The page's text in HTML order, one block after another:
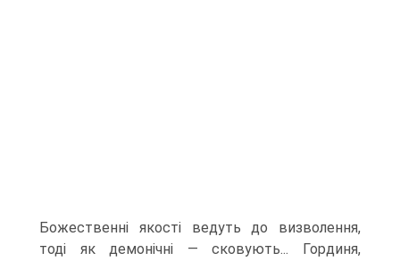
Божественні якості ведуть до визволення,
тоді як демонічні — сковують... Гординя,